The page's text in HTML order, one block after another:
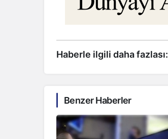
Haberle ilgili daha fazlası:
Benzer Haberler